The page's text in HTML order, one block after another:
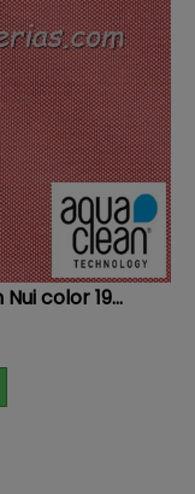
color 19...